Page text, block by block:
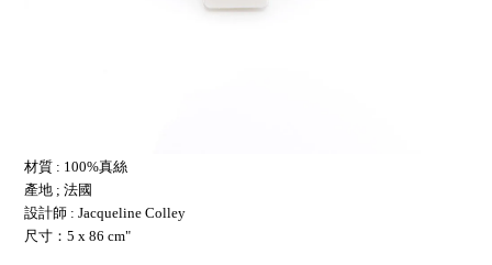
材質 : 100%真絲
產地 ; 法國
設計師 : Jacqueline Colley
尺寸：5 x 86 cm"